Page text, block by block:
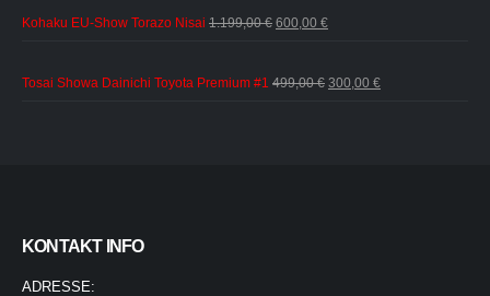
799,00 €500,00 €.
Kohaku EU-Show Torazo Nisai 1.199,00€ Ursprünglicher
1.199,00 €
600,00 €Aktueller
600,00 €.
Tosai Showa Dainichi Toyota Premium #1 499,00€ Ursprünglicher
300,00 €Aktueller
KONTAKT INFO
ADRESSE: